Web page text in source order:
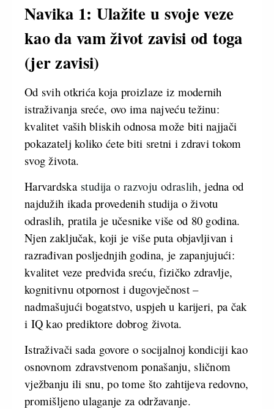
Navika 1: Ulažite u svoje veze
kao da vam život zavisi od toga
(jer zavisi)
Od svih otkrića koja proizlaze iz modernih
istraživanja sreće, ovo ima najveću težinu:
kvalitet vaših bliskih odnosa može biti najjači
pokazatelj koliko ćete biti sretni i zdravi tokom
svog života.
Harvardska studija o razvoju odraslih, jedna od
najdužih ikada provedenih studija o životu
odraslih, pratila je učesnike više od 80 godina.
Njen zaključak, koji je više puta objavljivan i
razrađivan posljednjih godina, je zapanjujući:
kvalitet veze predviđa sreću, fizičko zdravlje,
kognitivnu otpornost i dugovječnost –
nadmašujući bogatstvo, uspjeh u karijeri, pa čak
i IQ kao prediktore dobrog života.
Istraživači sada govore o socijalnoj kondiciji kao
osnovnom zdravstvenom ponašanju, sličnom
vježbanju ili snu, po tome što zahtijeva redovno,
promišljeno ulaganje za održavanje.